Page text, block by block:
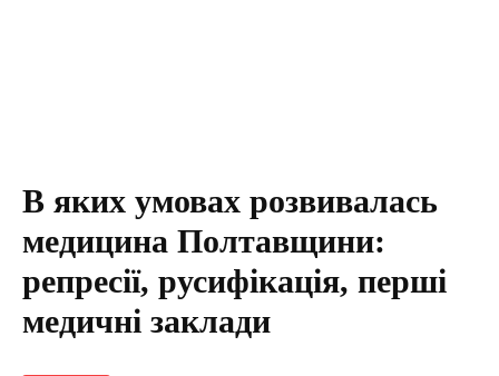
В яких умовах розвивалась
медицина Полтавщини:
репресії, русифікація, перші
медичні заклади